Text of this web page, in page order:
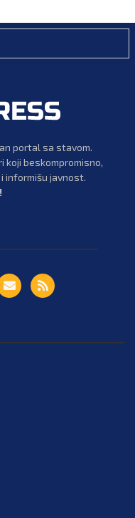
portal sa stavom.
koji beskompromisno,
informišu javnost.